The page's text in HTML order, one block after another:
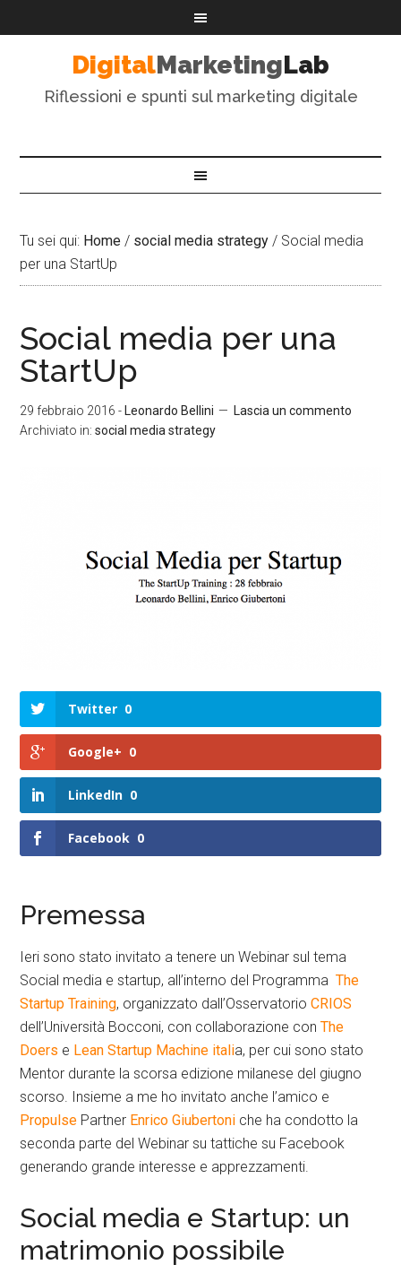
DigitalMarketingLab
Riflessioni e spunti sul marketing digitale
Tu sei qui: Home / social media strategy / Social media
per una StartUp
Social media per una
StartUp
29 febbraio 2016 - Leonardo Bellini
Lascia un commento
Archiviato in:social media strategy
Twitter 0
Google+ 0
LinkedIn 0
Facebook 0
Premessa
Ieri sono stato invitato a tenere un Webinar sul tema
Social media e startup, all’interno del Programma The
Startup Training, organizzato dall’OsservatorioCRIOS
dell’Università Bocconi, con collaborazione conThe
Doers e Lean Startup Machine italia, per cui sono stato
Mentor durante la scorsa edizione milanese del giugno
scorso. Insieme a me ho invitato anche l’amico e
Propulse Partner Enrico Giubertoni che ha condotto la
seconda parte del Webinar su tattiche su Facebook
generando grande interesse e apprezzamenti.
Social media e Startup: un
matrimonio possibile